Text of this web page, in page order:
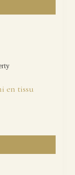
en tissu